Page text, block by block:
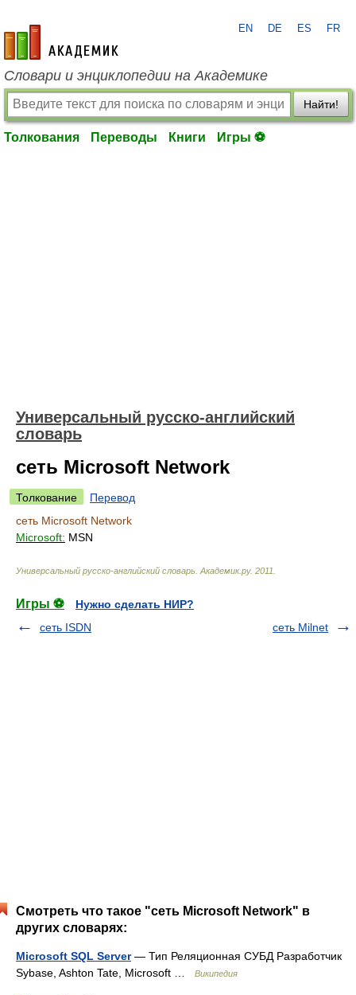
academic.ru
EN DE ES FR
Словари и энциклопедии на Академике
Найти!
Толкования Переводы Книги Игры ⚽
Универсальный русско-английский
словарь
сеть Microsoft Network
Толкование
Перевод
сеть Microsoft Network
Microsoft: MSN
Универсальный русско-английский словарь Академик.ру. 2011
Игры ⚽
Нужно сделать НИР?
сеть ISDN
сеть Milnet
Смотреть что такое "сеть Microsoft Network" в
других словарях:
Microsoft SQL Server— Тип Реляционная СУБД Разработчик
Sybase, Ashton Tate, Microsoft …
Википедия